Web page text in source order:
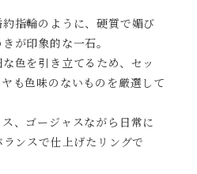
指輪のように、硬質で媚び
が印象的な一石。
色を引き立てるため、セッ
も色味のないものを厳選して
、ゴージャスながら日常に
ランスで仕上げたリングで